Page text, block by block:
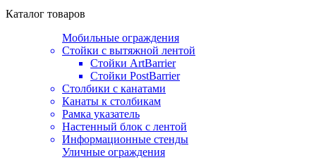
Каталог товаров
Мобильные ограждения
Стойки с вытяжной лентой
Стойки ArtBarrier
Стойки PostBarrier
Столбики с канатами
Канаты к столбикам
Рамка указатель
Настенный блок с лентой
Информационные стенды
Уличные ограждения